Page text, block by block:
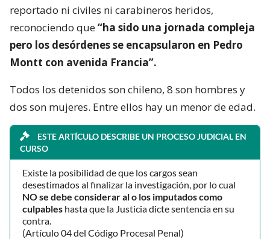
reportado ni civiles ni carabineros heridos,
reconociendo que“ha sido una jornada compleja
pero los desórdenes se encapsularon en Pedro
Montt con avenida Francia”.
Todos los detenidos son chileno, 8 son hombres y
dos son mujeres. Entre ellos hay un menor de edad.
ESTE ARTÍCULO DESCRIBE UN PROCESO JUDICIAL EN
CURSO
Existe la posibilidad de que los cargos sean
desestimados al finalizar la investigación, por lo cual
NO se debe considerar al o los imputados como
culpables hasta que la Justicia dicte sentencia en su
contra.
(Artículo 04 del Código Procesal Penal)